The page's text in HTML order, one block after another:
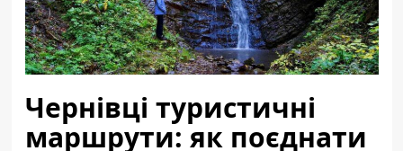
Чернівці туристичні
маршрути: як поєднати